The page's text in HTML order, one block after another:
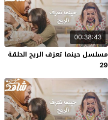
00:38:43
مسلسل حينما تعزف الريح الحلقة
29